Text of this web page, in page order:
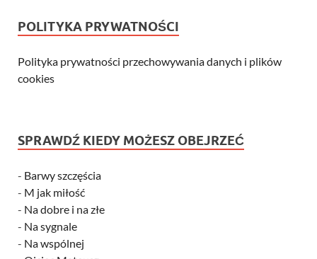
POLITYKA PRYWATNOŚCI
Polityka prywatności przechowywania danych i plików
cookies
SPRAWDŹ KIEDY MOŻESZ OBEJRZEĆ
- Barwy szczęścia
- M jak miłość
- Na dobre i na złe
- Na sygnale
- Na wspólnej